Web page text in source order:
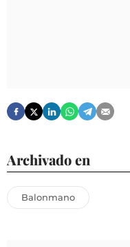
Archivado en
Balonmano